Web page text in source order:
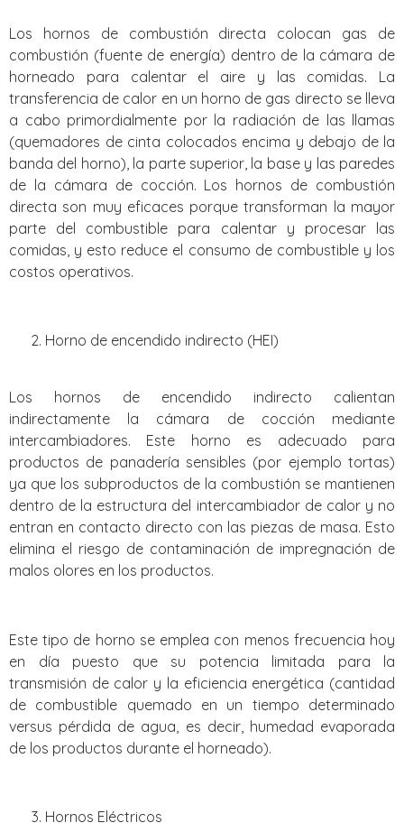
Los hornos de combustión directa colocan gas de
combustión (fuente de energía) dentro de la cámara de
horneado para calentar el aire y las comidas. La
transferencia de calor en un horno de gas directo se lleva
a cabo primordialmente por la radiación de las llamas
(quemadores de cinta colocados encima y debajo de la
banda del horno), la parte superior, la base y las paredes
de la cámara de cocción. Los hornos de combustión
directa son muy eficaces porque transforman la mayor
parte del combustible para calentar y procesar las
comidas, y esto reduce el consumo de combustible y los
costos operativos.
Horno de encendido indirecto (HEI)
Los hornos de encendido indirecto calientan
indirectamente la cámara de cocción mediante
intercambiadores. Este horno es adecuado para
productos de panadería sensibles (por ejemplo tortas)
ya que los subproductos de la combustión se mantienen
dentro de la estructura del intercambiador de calor y no
entran en contacto directo con las piezas de masa. Esto
elimina el riesgo de contaminación de impregnación de
malos olores en los productos.
Este tipo de horno se emplea con menos frecuencia hoy
en día puesto que su potencia limitada para la
transmisión de calor y la eficiencia energética (cantidad
de combustible quemado en un tiempo determinado
versus pérdida de agua, es decir, humedad evaporada
de los productos durante el horneado).
Hornos Eléctricos